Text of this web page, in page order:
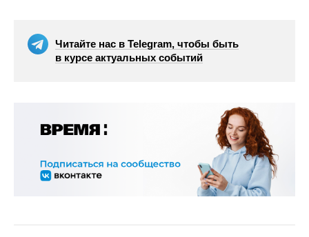
Читайте нас в Telegram, чтобы быть
в курсе актуальных событий